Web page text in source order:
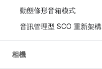
動態條形音箱模式
音訊管理型 SCO 重新架構
相機